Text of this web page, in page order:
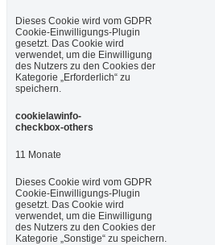
Dieses Cookie wird vom GDPR
Cookie-Einwilligungs-Plugin
gesetzt. Das Cookie wird
verwendet, um die Einwilligung
des Nutzers zu den Cookies der
Kategorie „Erforderlich“ zu
speichern.
cookielawinfo-
checkbox-others
11 Monate
Dieses Cookie wird vom GDPR
Cookie-Einwilligungs-Plugin
gesetzt. Das Cookie wird
verwendet, um die Einwilligung
des Nutzers zu den Cookies der
Kategorie „Sonstige“ zu speichern.